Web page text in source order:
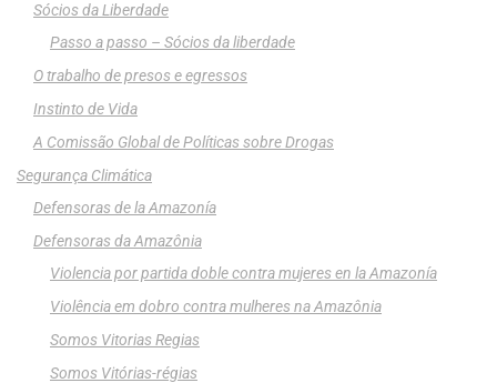
Sócios da Liberdade
Passo a passo – Sócios da liberdade
O trabalho de presos e egressos
Instinto de Vida
A Comissão Global de Políticas sobre Drogas
Segurança Climática
Defensoras de la Amazonía
Defensoras da Amazônia
Violencia por partida doble contra mujeres en la Amazonía
Violência em dobro contra mulheres na Amazônia
Somos Vitorias Regias
Somos Vitórias-régias